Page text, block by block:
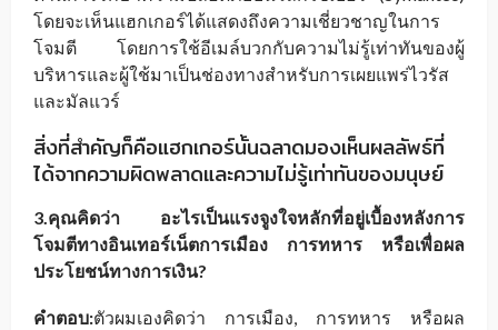
โดยจะเห็นแฮกเกอร์ได้แสดงถึงความเชี่ยวชาญในการ
โจมตี โดยการใช้อีเมล์บวกกับความไม่รู้เท่าทันของผู้
บริหารและผู้ใช้มาเป็นช่องทางสำหรับการเผยแพร่ไวรัส
และมัลแวร์
สิ่งที่สำคัญก็คือแฮกเกอร์นั้นฉลาดมองเห็นผลลัพธ์ที่
ได้จากความผิดพลาดและความไม่รู้เท่าทันของมนุษย์
3.คุณคิดว่า อะไรเป็นแรงจูงใจหลักที่อยู่เบื้องหลังการ
โจมตีทางอินเทอร์เน็ตการเมือง การทหาร หรือเพื่อผล
ประโยชน์ทางการเงิน?
คำตอบ:ตัวผมเองคิดว่า การเมือง, การทหาร หรือผล